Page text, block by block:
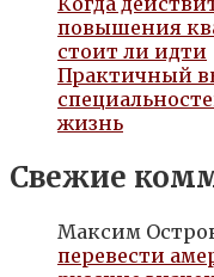
повышения
стоит ли идти
Практичный
жизнь
Свежие
Максим
перевести